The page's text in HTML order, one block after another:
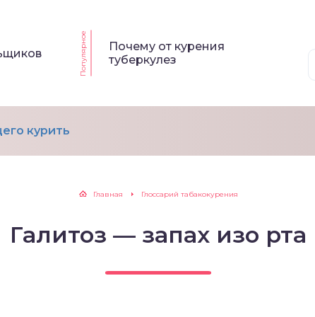
Популярное
Почему от курения
туберкулез
курить
Главная Глоссарий табакокурения
Галитоз — запах изо рта